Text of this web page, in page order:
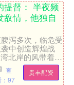
提督： 半夜频
敌情，他独自
泻多次，临危受
中创造辉煌战
北岸的风带着腥
基隆炫耀炮口，
....
贵丰配资
查
：97